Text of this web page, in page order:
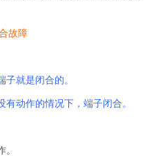
故障
就是闭合的。
动作的情况下，端子闭合。